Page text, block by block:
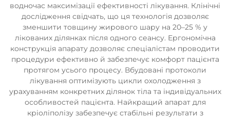
водночас максимізації ефективності лікування. Клінічні
дослідження свідчать, що ця технологія дозволяє
зменшити товщину жирового шару на 20–25 % у
лікованих ділянках після одного сеансу. Ергономічна
конструкція апарату дозволяє спеціалістам проводити
процедури ефективно й забезпечує комфорт пацієнта
протягом усього процесу. Вбудовані протоколи
лікування оптимізують цикли охолодження з
урахуванням конкретних ділянок тіла та індивідуальних
особливостей пацієнта. Найкращий апарат для
кріоліполізу забезпечує стабільні результати з